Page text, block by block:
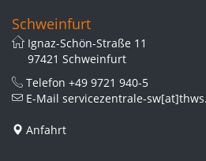
Schweinfurt
Ignaz-Schön-Straße 11
97421 Schweinfurt
Telefon +49 9721 940-5
E-Mail servicezentrale-
Anfahrt